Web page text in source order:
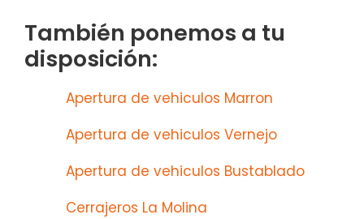
También ponemos a tu
disposición:
Apertura de vehiculos Marron
Apertura de vehiculos Vernejo
Apertura de vehiculos Bustablado
Cerrajeros La Molina